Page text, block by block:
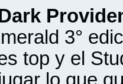
3°
top y el
lo que